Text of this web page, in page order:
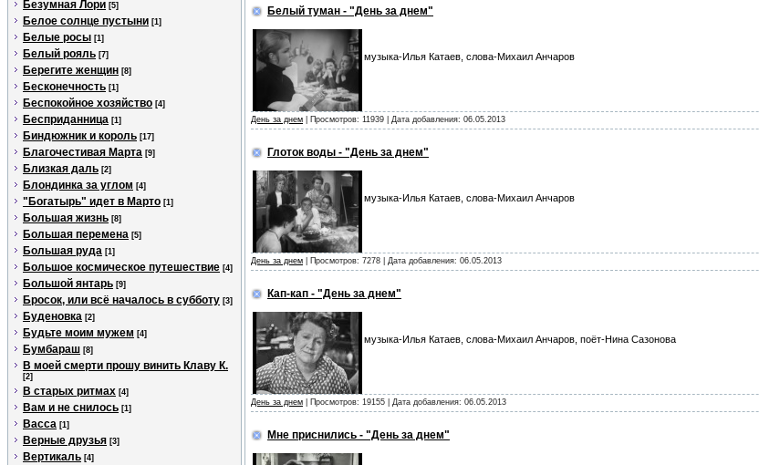
Безумная Лори [5]
Белое солнце пустыни [1]
Белые росы [1]
Белый рояль [7]
Берегите женщин [8]
Бесконечность [1]
Беспокойное хозяйство [4]
Бесприданница [1]
Биндюжник и король [17]
Благочестивая Марта [9]
Близкая даль [2]
Блондинка за углом [4]
"Богатырь" идет в Марто [1]
Большая жизнь [8]
Большая перемена [5]
Большая руда [1]
Большое космическое путешествие [4]
Большой янтарь [9]
Бросок, или всё началось в субботу [3]
Буденовка [2]
Будьте моим мужем [4]
Бумбараш [8]
В моей смерти прошу винить Клаву К.
[2]
В старых ритмах [4]
Вам и не снилось [1]
Васса [1]
Верные друзья [3]
Вертикаль [4]
Белый туман - "День за днем"
музыка-Илья Катаев, слова-Михаил Анчаров
День за днем | Просмотров: 11939 | Дата добавления: 06.05.2013
Глоток воды - "День за днем"
музыка-Илья Катаев, слова-Михаил Анчаров
День за днем | Просмотров: 7278 | Дата добавления: 06.05.2013
Кап-кап - "День за днем"
музыка-Илья Катаев, слова-Михаил Анчаров, поёт-Нина Сазонова
День за днем | Просмотров: 19155 | Дата добавления: 06.05.2013
Мне приснились - "День за днем"